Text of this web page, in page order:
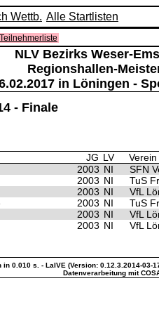
Wettb. Alle Startlisten
Teilnehmerliste
NLV Bezirks Weser-
Regionshallen-
in Löningen -
- Finale
JG LV
Verein
2003 NI
SFN
2003 NI
TuS
2003 NI
VfL
2003 NI
TuS
2003 NI
VfL
2003 NI VfL
in 0.010 s. - LaIVE (Version: 0.12.3.2014-03-
Datenverarbeitung mit